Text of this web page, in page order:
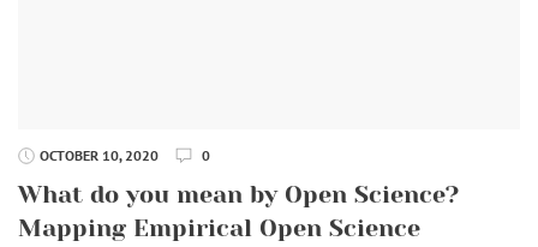
OCTOBER 10, 2020 0
What do you mean by Open Science?
Mapping Empirical Open Science